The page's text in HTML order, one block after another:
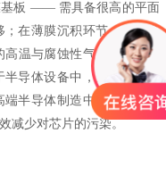
基板 —— 需具备很高的平面
在薄膜沉积环节，石英舟
温与腐蚀性气体；此外，
导体设备中，为制造过程
半导体制造中多采用合成
减少对芯片的污染。